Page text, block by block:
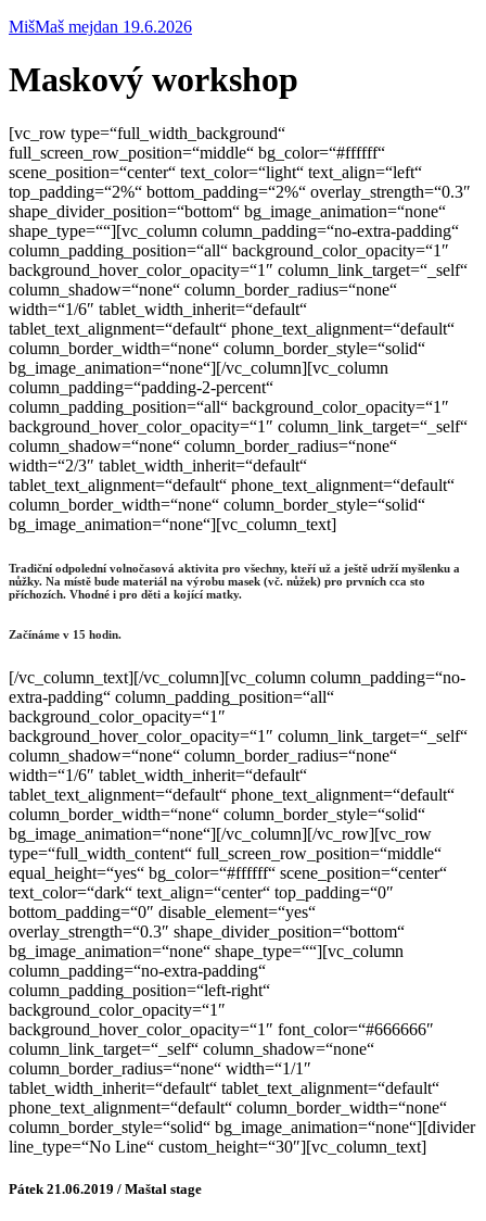
MišMaš mejdan 19.6.2026
Maskový workshop
[vc_row type=“full_width_background“
full_screen_row_position=“middle“ bg_color=“#ffffff“
scene_position=“center“ text_color=“light“ text_align=“left“
top_padding=“2%“ bottom_padding=“2%“ overlay_strength=“0.3″
shape_divider_position=“bottom“ bg_image_animation=“none“
shape_type=““][vc_column column_padding=“no-extra-padding“
column_padding_position=“all“ background_color_opacity=“1″
background_hover_color_opacity=“1″ column_link_target=“_self“
column_shadow=“none“ column_border_radius=“none“
width=“1/6″ tablet_width_inherit=“default“
tablet_text_alignment=“default“ phone_text_alignment=“default“
column_border_width=“none“ column_border_style=“solid“
bg_image_animation=“none“][/vc_column][vc_column
column_padding=“padding-2-percent“
column_padding_position=“all“ background_color_opacity=“1″
background_hover_color_opacity=“1″ column_link_target=“_self“
column_shadow=“none“ column_border_radius=“none“
width=“2/3″ tablet_width_inherit=“default“
tablet_text_alignment=“default“ phone_text_alignment=“default“
column_border_width=“none“ column_border_style=“solid“
bg_image_animation=“none“][vc_column_text]
Tradiční odpolední volnočasová aktivita pro všechny, kteří už a ještě udrží myšlenku a
nůžky. Na místě bude materiál na výrobu masek (vč. nůžek) pro prvních cca sto
příchozích. Vhodné i pro děti a kojící matky.
Začínáme v 15 hodin.
[/vc_column_text][/vc_column][vc_column column_padding=“no-
extra-padding“ column_padding_position=“all“
background_color_opacity=“1″
background_hover_color_opacity=“1″ column_link_target=“_self“
column_shadow=“none“ column_border_radius=“none“
width=“1/6″ tablet_width_inherit=“default“
tablet_text_alignment=“default“ phone_text_alignment=“default“
column_border_width=“none“ column_border_style=“solid“
bg_image_animation=“none“][/vc_column][/vc_row][vc_row
type=“full_width_content“ full_screen_row_position=“middle“
equal_height=“yes“ bg_color=“#ffffff“ scene_position=“center“
text_color=“dark“ text_align=“center“ top_padding=“0″
bottom_padding=“0″ disable_element=“yes“
overlay_strength=“0.3″ shape_divider_position=“bottom“
bg_image_animation=“none“ shape_type=““][vc_column
column_padding=“no-extra-padding“
column_padding_position=“left-right“
background_color_opacity=“1″
background_hover_color_opacity=“1″ font_color=“#666666″
column_link_target=“_self“ column_shadow=“none“
column_border_radius=“none“ width=“1/1″
tablet_width_inherit=“default“ tablet_text_alignment=“default“
phone_text_alignment=“default“ column_border_width=“none“
column_border_style=“solid“ bg_image_animation=“none“][divider
line_type=“No Line“ custom_height=“30″][vc_column_text]
Pátek 21.06.2019 / Maštal stage